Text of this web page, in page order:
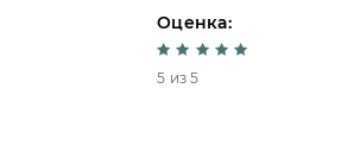
Оценка:
5 из 5